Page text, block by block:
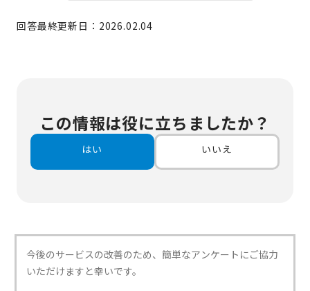
回答最終更新日：2026.02.04
この情報は役に立ちましたか？
はい いいえ